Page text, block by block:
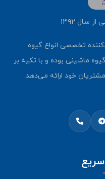
سال ۱۳۹۲
از سال ۱۳۹۲ تولیدکننده تخصصی انواع گیوه
ماشینی بوده و با تکیه بر
مشتریان خود ارائه می‌دهد.